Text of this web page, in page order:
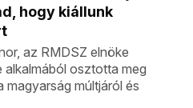
hogy kiállunk
az RMDSZ elnöke
alkalmából osztotta meg
magyarság múltjáról és